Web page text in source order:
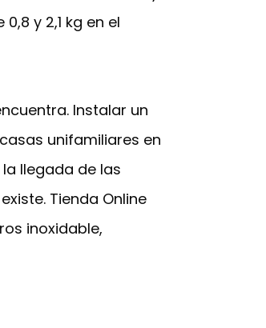
y 2,1 kg en el
Instalar un
unifamiliares en
llegada de las
Tienda Online
inoxidable,